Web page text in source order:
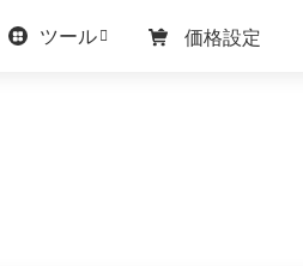
ツール 価格設定